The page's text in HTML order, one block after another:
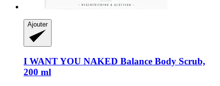
Ajouter
I WANT YOU NAKED Balance Body Scrub,
200 ml